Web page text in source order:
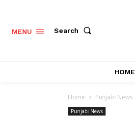
MENU Search
HOME
Home Punjabi News
Punjabi News